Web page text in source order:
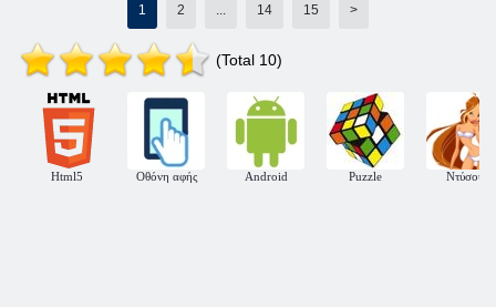
1 2 14 15 >
(Total 10)
Html5 Οθόνη αφής Android Puzzle Ντύσου